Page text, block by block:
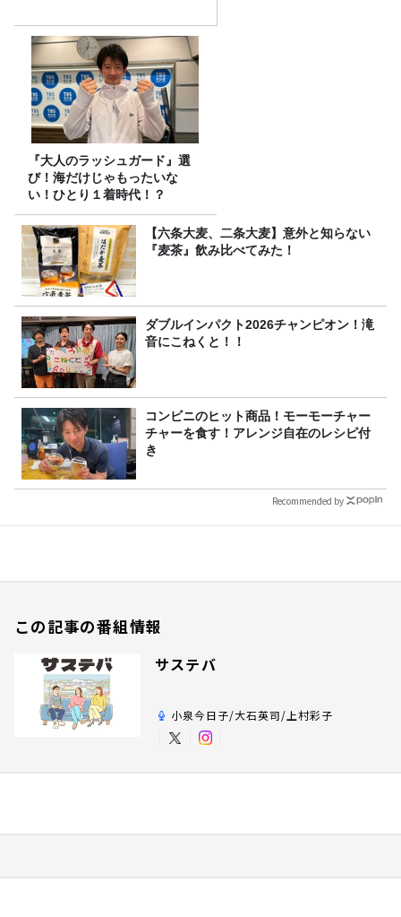
『大人のラッシュガード』選
び！海だけじゃもったいな
い！ひとり１着時代！？
【六条大麦、二条大麦】意外と知らない
『麦茶』飲み比べてみた！
ダブルインパクト2026チャンピオン！滝
音にこねくと！！
コンビニのヒット商品！モーモーチャー
チャーを食す！アレンジ自在のレシピ付
き
Recommended by
この記事の番組情報
サステバ
小泉今日子/大石英司/上村彩子